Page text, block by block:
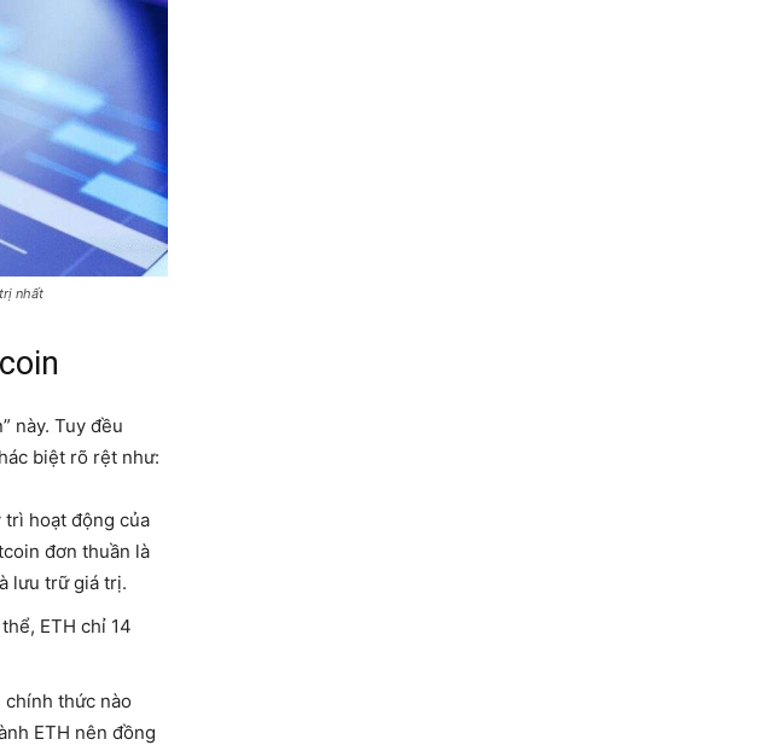
nhất
này. Tuy đều
biệt rõ rệt như:
trì hoạt động của
đơn thuần là
lưu trữ giá trị.
ETH chỉ 14
thức nào
ETH nên đồng